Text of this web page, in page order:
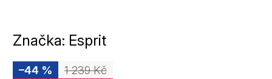
Značka: Esprit
1 239 Kč
–44 %